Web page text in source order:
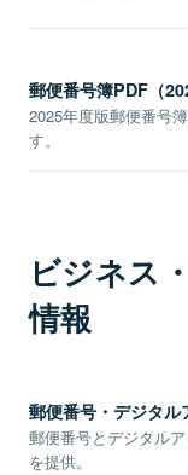
郵便番号簿PDF（
2025年度版郵便番号
す。
ビジネス
情報
郵便番号・デジタル
郵便番号とデジタル
を提供。